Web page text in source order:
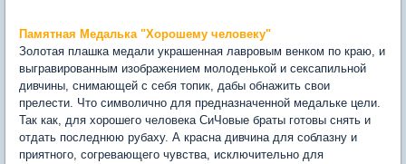
Памятная Медалька "Хорошему человеку"
Золотая плашка медали украшенная лавровым венком по краю, и
выгравированным изображением молоденькой и сексапильной
дивчины, снимающей с себя топик, дабы обнажить свои
прелести. Что символично для предназначенной медальке цели.
Так как, для хорошего человека СиЧовые браты готовы снять и
отдать последнюю рубаху. А красна дивчина для соблазну и
приятного, согревающего чувства, исключительно для